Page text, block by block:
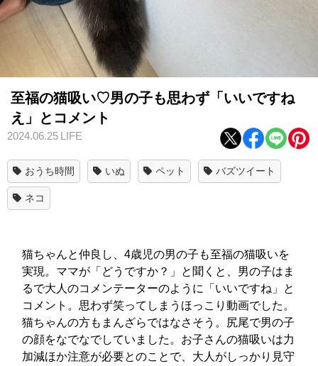
至福の猫吸い♡男の子も思わず「いいですね
え」とコメント
2024.06.25 LIFE
おうち時間 いぬ ペット バズツイート
ネコ
猫ちゃんと仲良し、4歳児の男の子も至福の猫吸いを
実現。ママが「どうですか？」と聞くと、男の子はま
るで大人のコメンテーターのように「いいですね」と
コメント。思わず笑ってしまうほっこり動画でした。
猫ちゃんの方もまんざらではなさそう。尻尾で男の子
の顔をなでなでしていました。お子さんの猫吸いは力
加減ほか注意が必要とのことで、大人がしっかり見守